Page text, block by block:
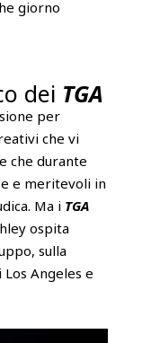
giorno
dei TGA
per
che vi
che durante
e meritevoli in
Ma i TGA
ospita
sulla
Los Angeles e